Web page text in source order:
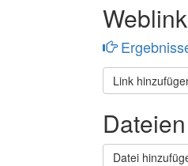
Link
Dateien
Datei